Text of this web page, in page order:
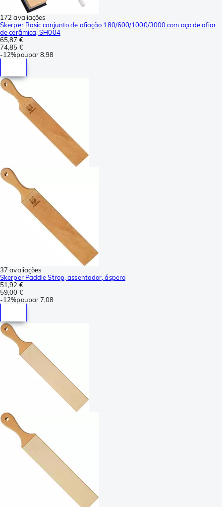
172 avaliações
Skerper Basic conjunto de afiação 180/600/1000/3000 com aço de afiar
de cerâmica, SH004
65,87 €
74,85 €
-12%poupar8,98
37 avaliações
Skerper Paddle Strop, assentador, áspero
51,92 €
59,00 €
-12%poupar7,08